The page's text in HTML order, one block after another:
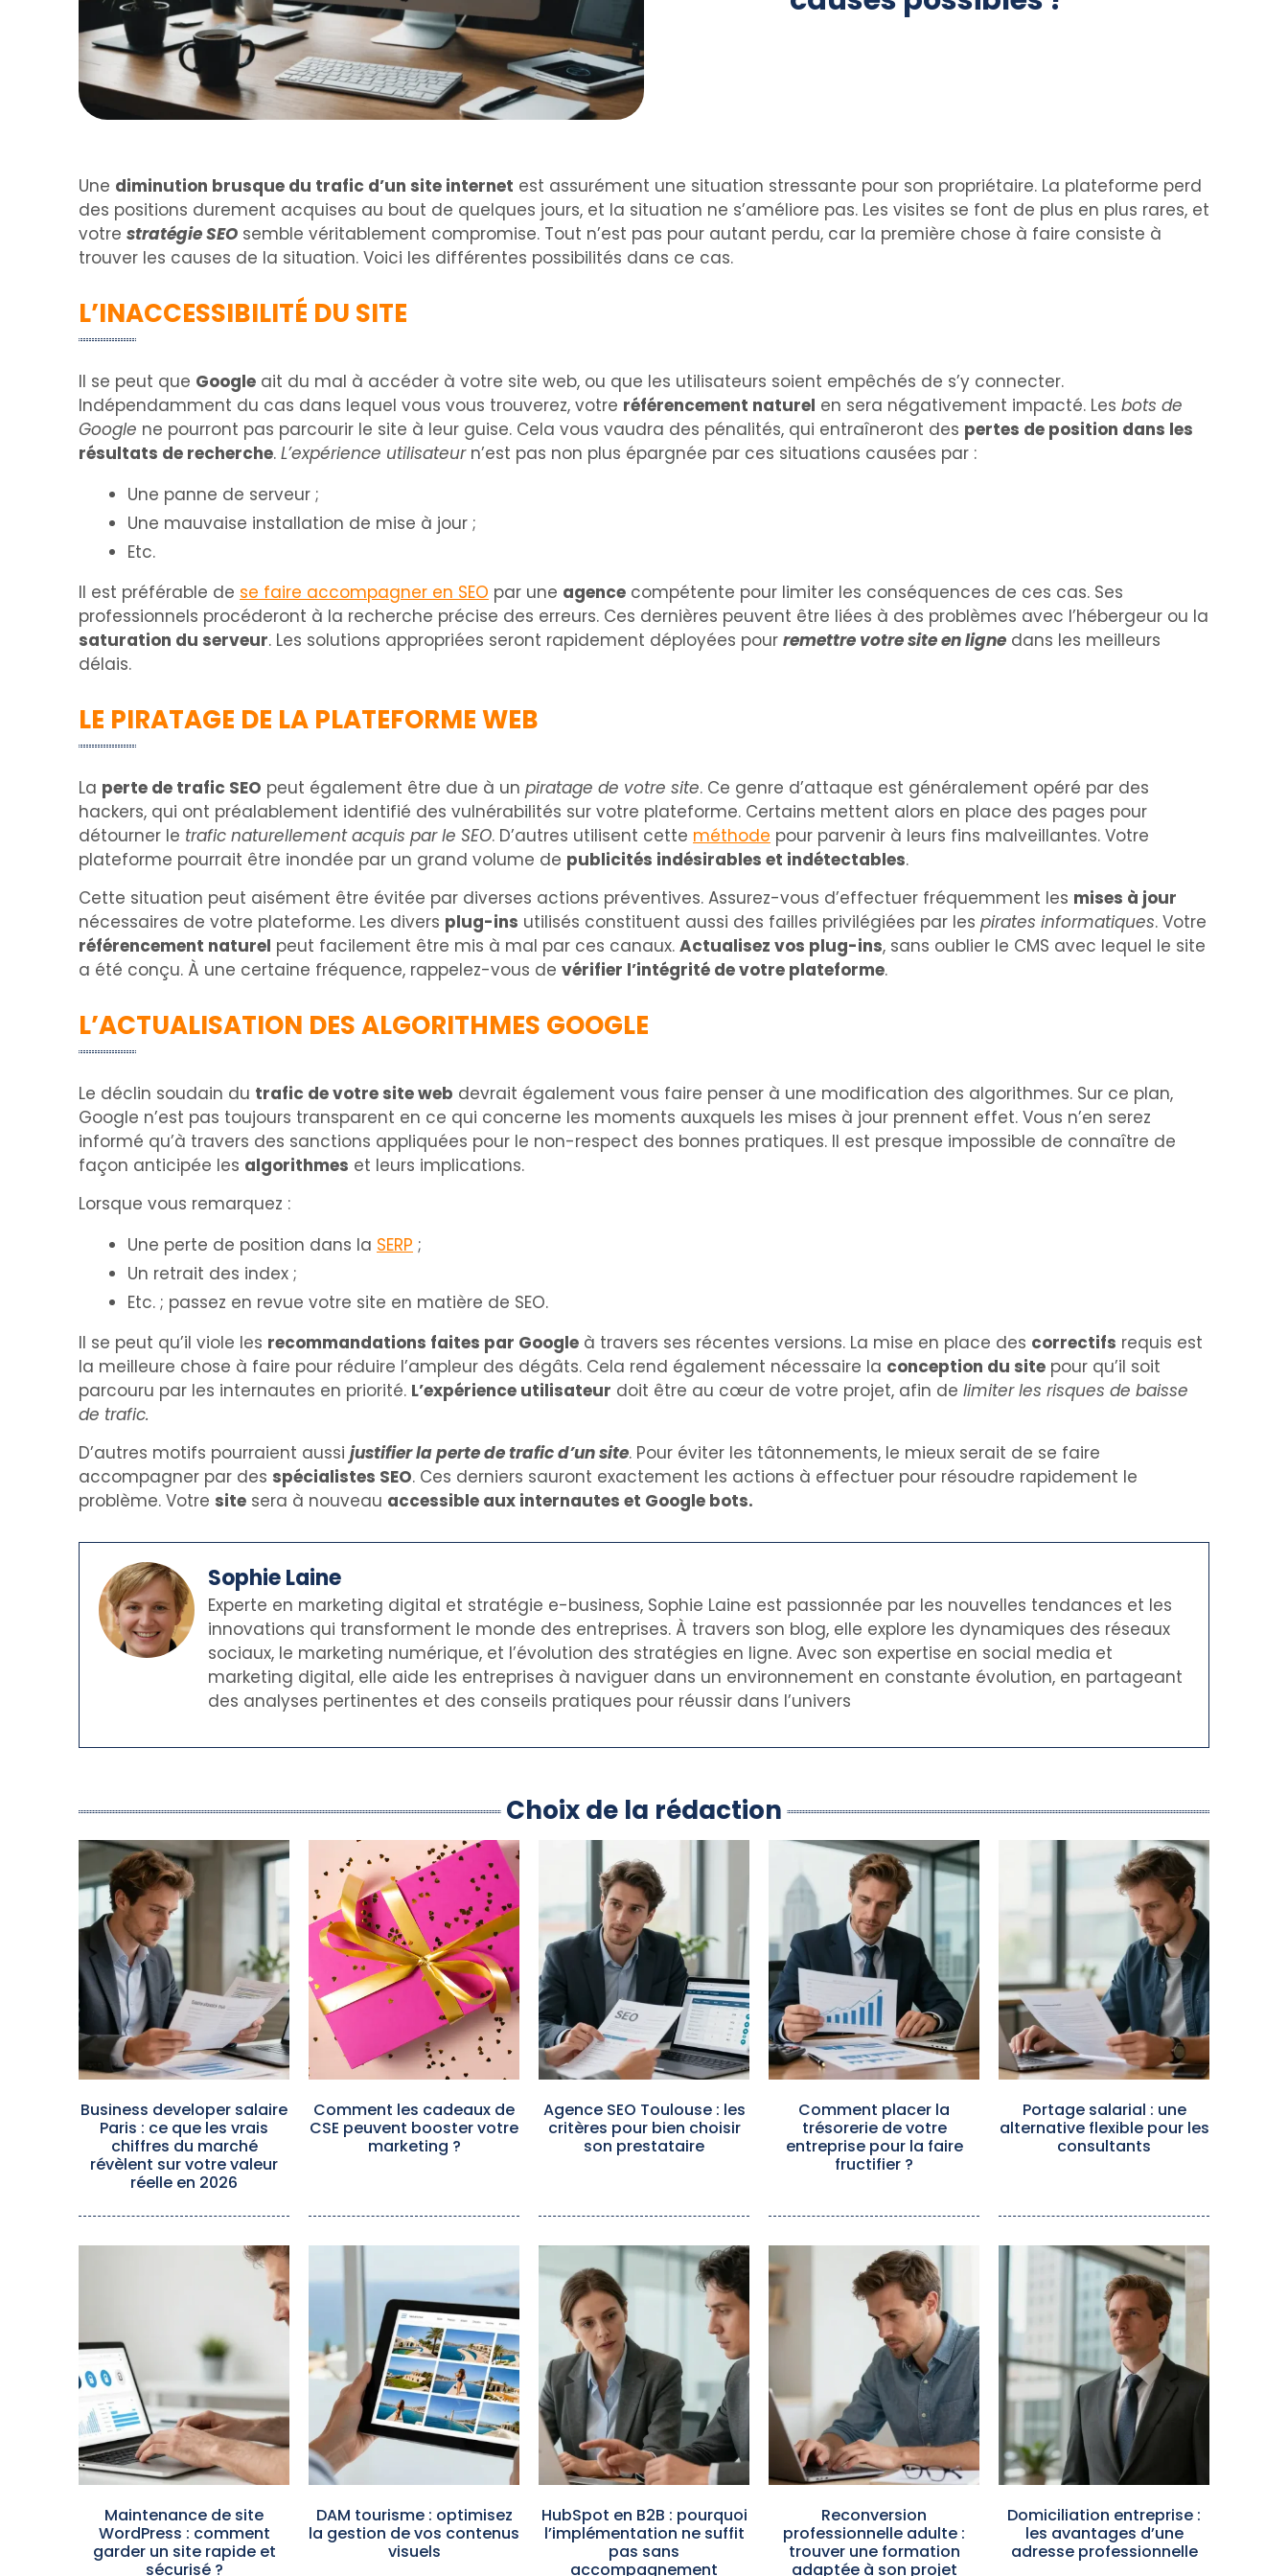
Une diminution brusque du trafic d’un site internet est assurément une situation stressante pour son propriétaire. La plateforme perd
des positions durement acquises au bout de quelques jours, et la situation ne s’améliore pas. Les visites se font de plus en plus rares, et
votre stratégie SEO semble véritablement compromise. Tout n’est pas pour autant perdu, car la première chose à faire consiste à
trouver les causes de la situation. Voici les différentes possibilités dans ce cas.
L’INACCESSIBILITÉ DU SITE
Il se peut que Google ait du mal à accéder à votre site web, ou que les utilisateurs soient empêchés de s’y connecter.
Indépendamment du cas dans lequel vous vous trouverez, votre référencement naturel en sera négativement impacté. Les bots de
Google ne pourront pas parcourir le site à leur guise. Cela vous vaudra des pénalités, qui entraîneront des pertes de position dans les
résultats de recherche. L’expérience utilisateurn’est pas non plus épargnée par ces situations causées par :
Une panne de serveur ;
Une mauvaise installation de mise à jour ;
Etc.
Il est préférable de se faire accompagner en SEO par une agence compétente pour limiter les conséquences de ces cas. Ses
professionnels procéderont à la recherche précise des erreurs. Ces dernières peuvent être liées à des problèmes avec l’hébergeur ou la
saturation du serveur. Les solutions appropriées seront rapidement déployées pour remettre votre site en ligne dans les meilleurs
délais.
LE PIRATAGE DE LA PLATEFORME WEB
La perte de trafic SEO peut également être due à un piratage de votre site. Ce genre d’attaque est généralement opéré par des
hackers, qui ont préalablement identifié des vulnérabilités sur votre plateforme. Certains mettent alors en place des pages pour
détourner le trafic naturellement acquis par le SEO. D’autres utilisent cette méthode pour parvenir à leurs fins malveillantes. Votre
plateforme pourrait être inondée par un grand volume de publicités indésirables et indétectables.
Cette situation peut aisément être évitée par diverses actions préventives. Assurez-vous d’effectuer fréquemment les mises à jour
nécessaires de votre plateforme. Les divers plug-ins utilisés constituent aussi des failles privilégiées par les pirates informatiques. Votre
référencement naturel peut facilement être mis à mal par ces canaux. Actualisez vos plug-ins, sans oublier le CMS avec lequel le site
a été conçu. À une certaine fréquence, rappelez-vous de vérifier l’intégrité de votre plateforme.
L’ACTUALISATION DES ALGORITHMES GOOGLE
Le déclin soudain du trafic de votre site web devrait également vous faire penser à une modification des algorithmes. Sur ce plan,
Google n’est pas toujours transparent en ce qui concerne les moments auxquels les mises à jour prennent effet. Vous n’en serez
informé qu’à travers des sanctions appliquées pour le non-respect des bonnes pratiques. Il est presque impossible de connaître de
façon anticipée les algorithmes et leurs implications.
Lorsque vous remarquez :
Une perte de position dans la SERP ;
Un retrait des index ;
Etc. ; passez en revue votre site en matière de SEO.
Il se peut qu’il viole les recommandations faites par Google à travers ses récentes versions. La mise en place des correctifs requis est
la meilleure chose à faire pour réduire l’ampleur des dégâts. Cela rend également nécessaire la conception du site pour qu’il soit
parcouru par les internautes en priorité. L’expérience utilisateur doit être au cœur de votre projet, afin de limiter les risques de baisse
de trafic.
D’autres motifs pourraient aussi justifier la perte de trafic d’un site. Pour éviter les tâtonnements, le mieux serait de se faire
accompagner par des spécialistes SEO. Ces derniers sauront exactement les actions à effectuer pour résoudre rapidement le
problème. Votre site sera à nouveau accessible aux internautes et Google bots.
Sophie Laine
Experte en marketing digital et stratégie e-business, Sophie Laine est passionnée par les nouvelles tendances et les
innovations qui transforment le monde des entreprises. À travers son blog, elle explore les dynamiques des réseaux
sociaux, le marketing numérique, et l’évolution des stratégies en ligne. Avec son expertise en social media et
marketing digital, elle aide les entreprises à naviguer dans un environnement en constante évolution, en partageant
des analyses pertinentes et des conseils pratiques pour réussir dans l’univers
Choix de la rédaction
Business developer salaire
Paris : ce que les vrais
chiffres du marché
révèlent sur votre valeur
réelle en 2026
Comment les cadeaux de
CSE peuvent booster votre
marketing ?
Agence SEO Toulouse : les
critères pour bien choisir
son prestataire
Comment placer la
trésorerie de votre
entreprise pour la faire
fructifier ?
Portage salarial : une
alternative flexible pour les
consultants
Maintenance de site
WordPress : comment
garder un site rapide et
sécurisé ?
DAM tourisme : optimisez
la gestion de vos contenus
visuels
HubSpot en B2B : pourquoi
l’implémentation ne suffit
pas sans
accompagnement
Reconversion
professionnelle adulte :
trouver une formation
adaptée à son projet
Domiciliation entreprise :
les avantages d’une
adresse professionnelle